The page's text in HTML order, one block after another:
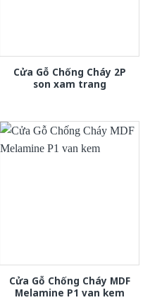
Cửa Gỗ Chống Cháy 2P
son xam trang
Cửa Gỗ Chống Cháy MDF
Melamine P1 van kem